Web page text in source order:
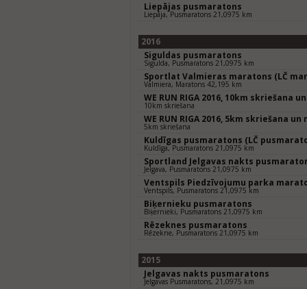
Liepājas pusmaratons
Liepāja, Pusmaratons 21,0975 km
2016
Siguldas pusmaratons
Sigulda, Pusmaratons 21,0975 km
Sportlat Valmieras maratons (LČ
Valmiera, Maratons 42,195 km
WE RUN RIGA 2016, 10km skriešana
10km skriešana
WE RUN RIGA 2016, 5km skriešana un
5km skriešana
Kuldīgas pusmaratons (LČ
Kuldīga, Pusmaratons 21,0975 km
Sportland Jelgavas nakts
Jelgava, Pusmaratons 21,0975 km
Ventspils Piedzīvojumu parka
Ventspils, Pusmaratons 21,0975 km
Biķernieku pusmaratons
Biķernieki, Pusmaratons 21,0975 km
Rēzeknes pusmaratons
Rēzekne, Pusmaratons 21,0975 km
2015
Jelgavas nakts pusmaratons
Jelgavas Pusmaratons, 21,0975 km